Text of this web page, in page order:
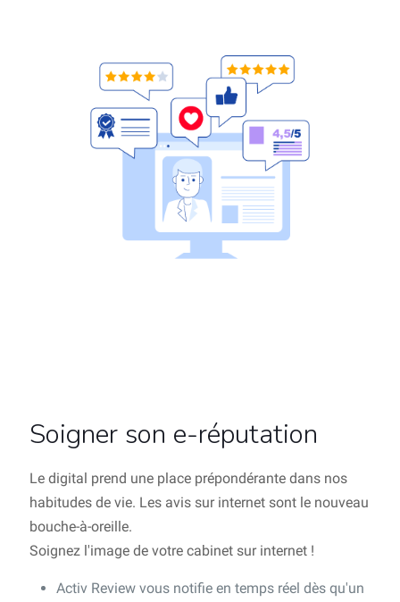
Soigner son e-réputation
Le digital prend une place prépondérante dans nos
habitudes de vie. Les avis sur internet sont le nouveau
bouche-à-oreille.
Soignez l'image de votre cabinet sur internet !
Activ Review vous notifie en temps réel dès qu'un